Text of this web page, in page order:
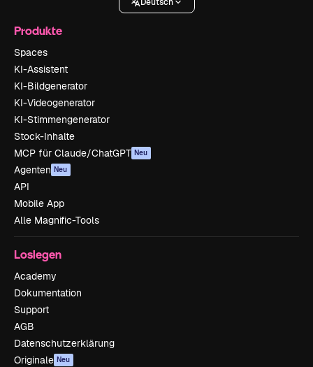
Produkte
Spaces
KI-Assistent
KI-Bildgenerator
KI-Videogenerator
KI-Stimmengenerator
Stock-Inhalte
MCP für Claude/ChatGPT Neu
Agenten Neu
API
Mobile App
Alle Magnific-Tools
Loslegen
Academy
Dokumentation
Support
AGB
Datenschutzerklärung
Originale Neu